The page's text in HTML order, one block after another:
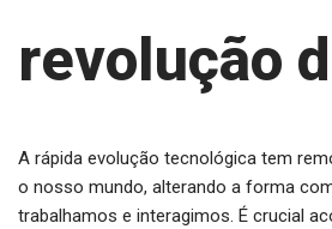
revolução
A rápida evolução tecnológica tem
o nosso mundo, alterando a forma
trabalhamos e interagimos. É crucial